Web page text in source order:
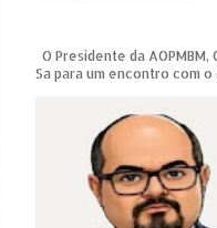
O Presidente da
Sa para um encontro com